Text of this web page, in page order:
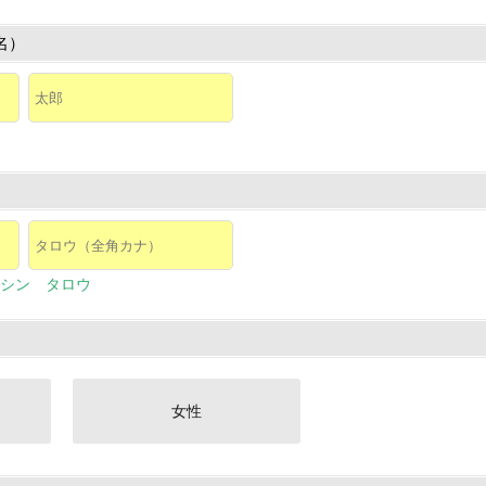
ン タロウ
女性